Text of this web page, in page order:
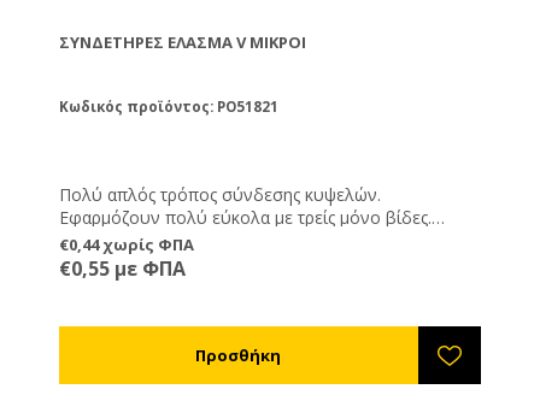
ΣΥΝΔΕΤΉΡΕΣ ΈΛΑΣΜΑ V ΜΙΚΡΟΊ
Κωδικός προϊόντος: PO51821
Πολύ απλός τρόπος σύνδεσης κυψελών.
Εφαρμόζουν πολύ εύκολα με τρείς μόνο βίδες.
Ιδανικοί για όσους έχουν ξύλινες κινητές βάσεις
αφού εφαρμόζονται στα πλαϊνά μέρη της κυψέλης και
όχι εμπρός-πίσω. Γαλβανισμένοι για μεγάλη αντοχή
€0,44 χωρίς ΦΠΑ
€0,55 με ΦΠΑ